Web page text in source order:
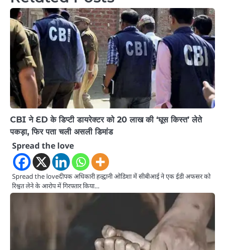
CBI ने ED के डिप्टी डायरेक्टर को 20 लाख की ‘घूस किस्त’ लेते
पकड़ा, फिर पता चली असली डिमांड
Spread the love
Spread the loveदीपक अधिकारी हल्द्वानी ओडिशा में सीबीआई ने एक ईडी अफसर को
रिश्वत लेने के आरोप में गिरफ्तार किया…